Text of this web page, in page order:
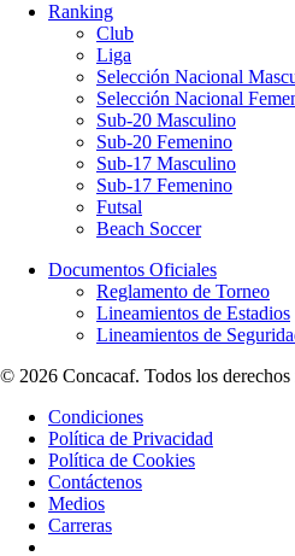
Ranking
Club
Liga
Selección Nacional
Selección Nacional
Sub-20 Masculino
Sub-20 Femenino
Sub-17 Masculino
Sub-17 Femenino
Futsal
Beach Soccer
Documentos Oficiales
Reglamento de Torneo
Lineamientos de Estadios
Lineamientos de
© 2026 Concacaf. Todos los derechos
Condiciones
Política de Privacidad
Política de Cookies
Contáctenos
Medios
Carreras